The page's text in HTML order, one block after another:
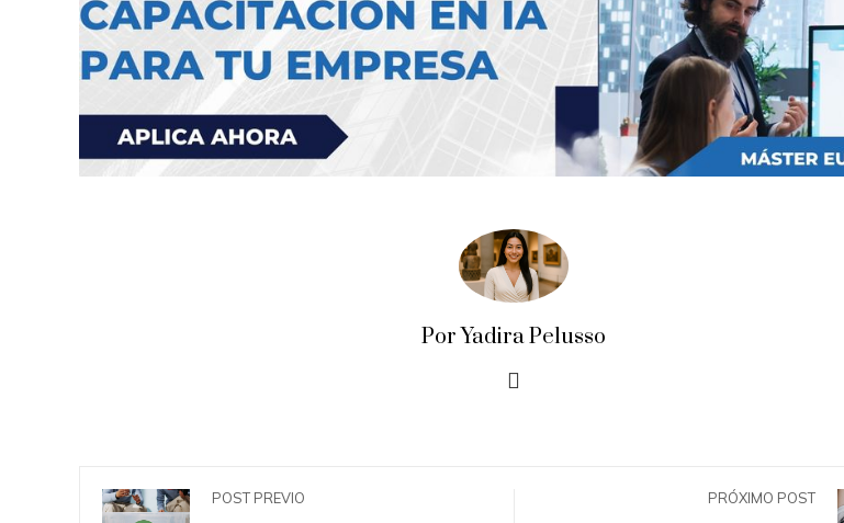
Por Yadira Pelusso
POST PREVIO PRÓXIMO POST